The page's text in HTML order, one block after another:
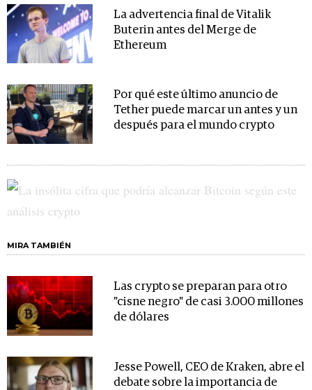
La advertencia final de Vitalik
Buterin antes del Merge de
Ethereum
Por qué este último anuncio de
Tether puede marcar un antes y un
después para el mundo crypto
MIRA TAMBIÉN
Las crypto se preparan para otro
"cisne negro" de casi 3.000 millones
de dólares
Jesse Powell, CEO de Kraken, abre el
debate sobre la importancia de